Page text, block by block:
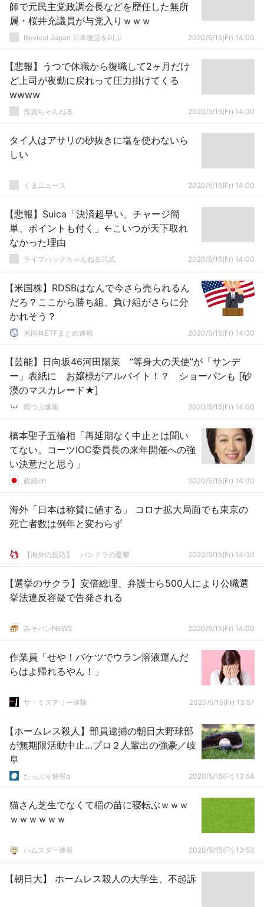
師で元民主党政調会長などを歴任した無所
属・桜井充議員が与党入りｗｗｗ
Revival Japan 日本復活を叫ぶ 2020/5/15(Fr) 14:00
【悲報】うつで休職から復職して2ヶ月だけ
ど上司が夜勤に戻れって圧力掛けてくる
wwww
投資ちゃんねる 2020/5/15(Fr) 14:00
タイ人はアサリの砂抜きに塩を使わないら
しい
くまニュース 2020/5/15(Fr) 14:00
【悲報】Suica「決済超早い、チャージ簡
単、ポイントも付く」←こいつが天下取れ
なかった理由
ライフハックちゃんねる弐式 2020/5/15(Fr) 14:00
【米国株】RDSBはなんで今さら売られるん
だろ？ここから勝ち組、負け組がさらに分
かれそう？
米国株ETFまとめ速報 2020/5/15(Fr) 14:00
【芸能】日向坂46河田陽菜 “等身大の天使”が「サンデ
ー」表紙に お嬢様がアルバイト！？ ショーパンも [砂
漠のマスカレード★]
暇つぶ速報 2020/5/15(Fr) 14:00
橋本聖子五輪相「再延期なく中止とは聞い
てない。コーツIOC委員長の来年開催への強
い決意だと思う」
政経ch 2020/5/15(Fr) 14:00
海外「日本は称賛に値する」 コロナ拡大局面でも東京の
死亡者数は例年と変わらず
【海外の反応】 パンドラの憂鬱 2020/5/15(Fr) 14:00
【選挙のサクラ】安倍総理、弁護士ら500人により公職選
挙法違反容疑で告発される
みそパンNEWS 2020/5/15(Fr) 14:00
作業員「せや！バケツでウラン溶液運んだ
らはよ帰れるやん！」
ザ・ミステリー体験 2020/5/15(Fr) 13:57
【ホームレス殺人】部員逮捕の朝日大野球部
が無期限活動中止…プロ２人輩出の強豪／岐
阜
たっぷり速報α 2020/5/15(Fr) 13:54
猫さん芝生でなくて稲の苗に寝転ぶｗｗｗ
ｗｗｗｗｗｗ
ハムスター速報 2020/5/15(Fr) 13:53
【朝日大】 ホームレス殺人の大学生、不起訴